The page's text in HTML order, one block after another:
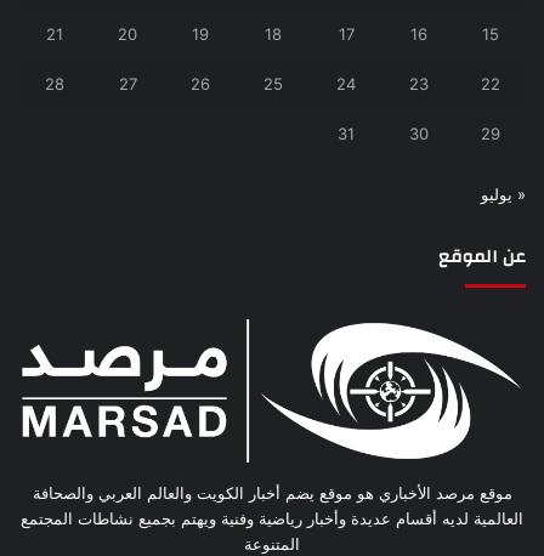
15
16
17
18
19
20
21
22
23
24
25
26
27
28
29
30
31
« يوليو
عن الموقع
موقع مرصد الأخباري هو موقع يضم أخبار الكويت والعالم العربي والصحافة
العالمية لديه أقسام عديدة وأخبار رياضية وفنية ويهتم بجميع نشاطات المجتمع
المتنوعة